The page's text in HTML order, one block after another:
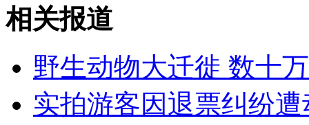
山西运城恶犬咬伤多人 警民合力深夜将其击毙
相关报道
野生动物大迁徙 数十
实拍游客因退票纠纷